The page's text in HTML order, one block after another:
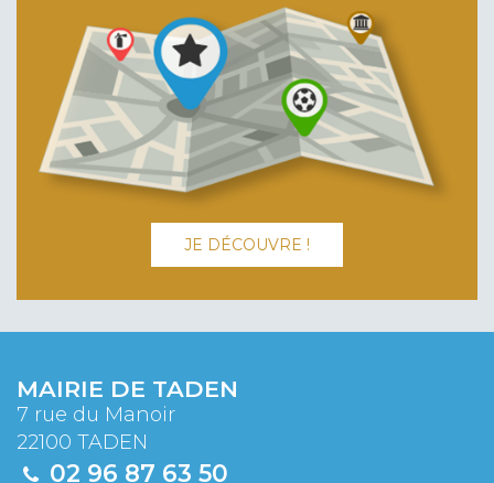
JE DÉCOUVRE !
MAIRIE DE TADEN
7 rue du Manoir
22100 TADEN
02 96 87 63 50